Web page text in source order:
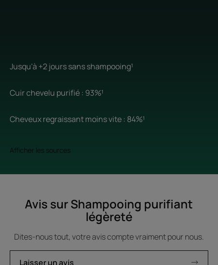
Jusqu'à +2 jours sans shampooing¹
Cuir chevelu purifié : 93%¹
Cheveux regraissant moins vite : 84%¹
Afficher les sources
Avis sur Shampooing purifiant
légèreté
Dites-nous tout, votre avis compte vraiment pour nous.
Laisser un avis